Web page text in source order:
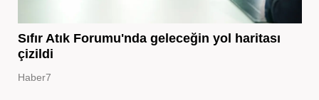
Sıfır Atık Forumu'nda geleceğin yol haritası
çizildi
Haber7